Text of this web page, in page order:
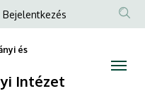
Anonim
Bejelentkezés
és
Intézet